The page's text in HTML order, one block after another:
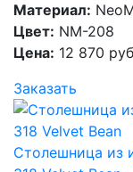
Материал:
Цвет: NM-208
Цена: 12 870
Заказать
Столешница из